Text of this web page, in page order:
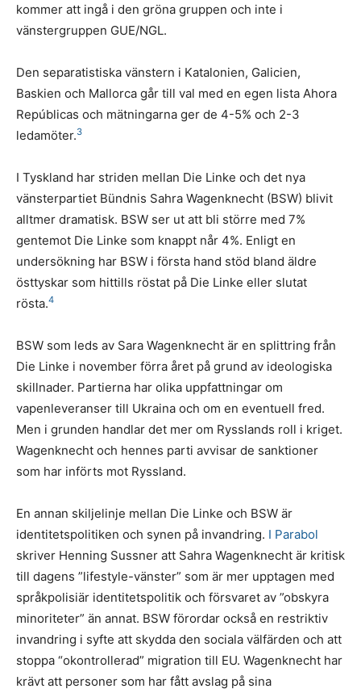
kommer att ingå i den gröna gruppen och inte i
vänstergruppen GUE/NGL.
Den separatistiska vänstern i Katalonien, Galicien,
Baskien och Mallorca går till val med en egen lista Ahora
Repúblicas och mätningarna ger de 4-5% och 2-3
ledamöter.3
I Tyskland har striden mellan Die Linke och det nya
vänsterpartiet Bündnis Sahra Wagenknecht (BSW) blivit
alltmer dramatisk. BSW ser ut att bli större med 7%
gentemot Die Linke som knappt når 4%. Enligt en
undersökning har BSW i första hand stöd bland äldre
östtyskar som hittills röstat på Die Linke eller slutat
rösta.4
BSW som leds av Sara Wagenknecht är en splittring från
Die Linke i november förra året på grund av ideologiska
skillnader. Partierna har olika uppfattningar om
vapenleveranser till Ukraina och om en eventuell fred.
Men i grunden handlar det mer om Rysslands roll i kriget.
Wagenknecht och hennes parti avvisar de sanktioner
som har införts mot Ryssland.
En annan skiljelinje mellan Die Linke och BSW är
identitetspolitiken och synen på invandring. I Parabol
skriver Henning Sussner att Sahra Wagenknecht är kritisk
till dagens ”lifestyle-vänster” som är mer upptagen med
språkpolisiär identitetspolitik och försvaret av ”obskyra
minoriteter” än annat. BSW förordar också en restriktiv
invandring i syfte att skydda den sociala välfärden och att
stoppa “okontrollerad” migration till EU. Wagenknecht har
krävt att personer som har fått avslag på sina